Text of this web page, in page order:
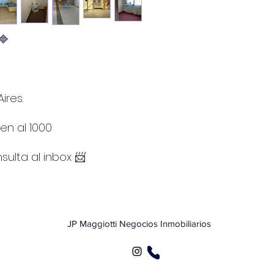
al 1000
al inbox 📨
JP Maggiotti Negocios Inmobiliarios